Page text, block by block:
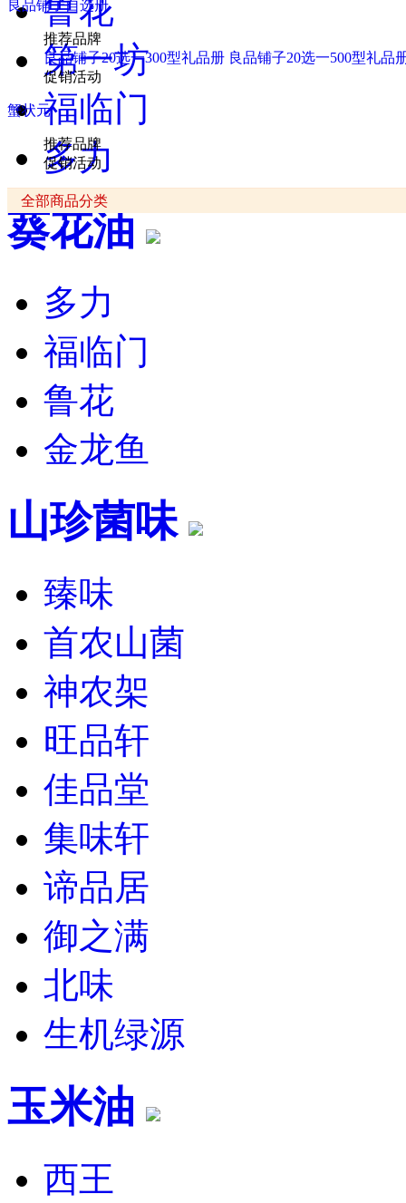
良品铺子自选册
推荐品牌
良品铺子20选一300型礼品册 良品铺子20选一500型礼品
促销活动
蟹状元
推荐品牌
促销活动
全部商品分类
鲁花
第一坊
福临门
多力
葵花油
多力
福临门
鲁花
金龙鱼
山珍菌味
臻味
首农山菌
神农架
旺品轩
佳品堂
集味轩
谛品居
御之满
北味
生机绿源
玉米油
西王